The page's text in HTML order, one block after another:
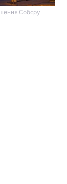
Собору